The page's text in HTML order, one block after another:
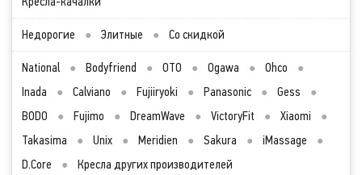
Недорогие ● Элитные ● Со скидкой
National ● Bodyfriend ● OTO ● Ogawa ● Ohco
●
Inada
● Calviano ● Fujiiryoki ● Panasonic ● Gess
●
BODO
● Fujimo ● DreamWave ● VictoryFit ● Xiaomi
●
Takasima
● Unix ● Meridien ● Sakura ● iMassage
●
D.Core
● Кресла других производителей